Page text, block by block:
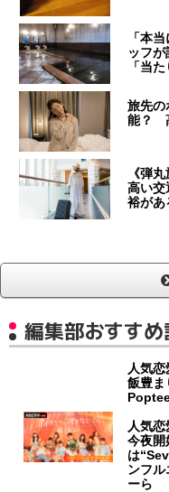
「本
ッフが
「当
旅先の
能？
《弾
高い交
裕があ
編集部おすす
人気
飯豊
人気
今夜
は
ンフル
ーら